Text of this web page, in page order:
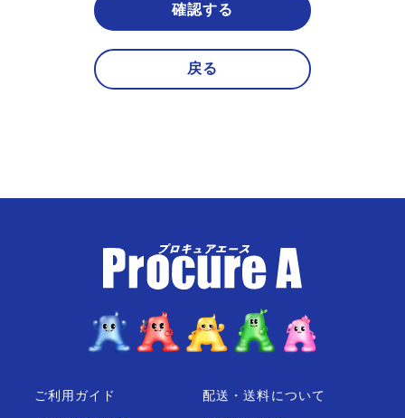
戻る
確認する
ご利用ガイド
配送・送料について